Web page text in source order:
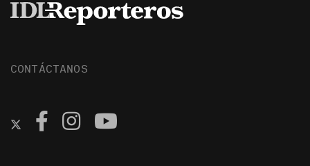
CONTÁCTANOS